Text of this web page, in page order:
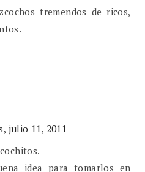
tremendos de ricos,
julio 11, 2011
idea para tomarlos en